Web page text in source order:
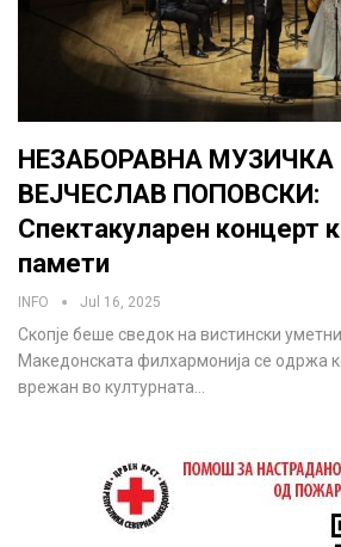
НЕЗАБОРАВНА МУЗИЧКА
ВЕЈЧЕСЛАВ ПОПОВСКИ:
Спектакуларен концерт
памети
INFO Jul 16, 2025
Скопје беше сведок на вистински
Македонската филхармонија се одржа
врежан во културната…